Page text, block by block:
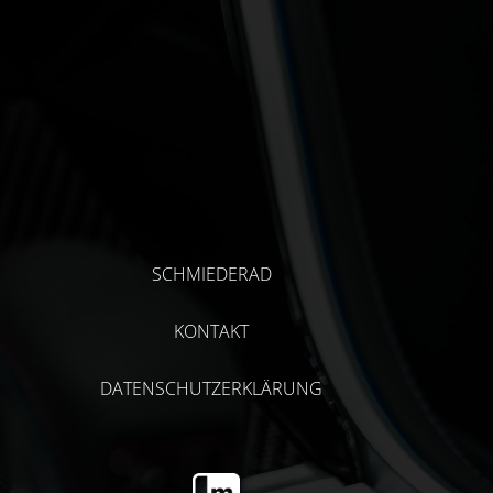
SCHMIEDERAD
KONTAKT
DATENSCHUTZERKLÄRUNG